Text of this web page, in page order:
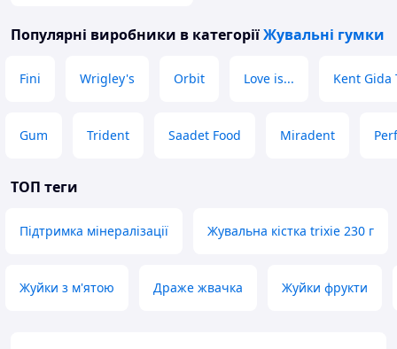
Популярні виробники в категоріїЖувальні гумки
Fini Wrigley's Orbit Love is... Kent Gida
Gum Trident Saadet Food Miradent
ТОП теги
Підтримка мінералізації Жувальна кістка trixie 230 г
Жуйки з м'ятою Драже жвачка Жуйки фрукти